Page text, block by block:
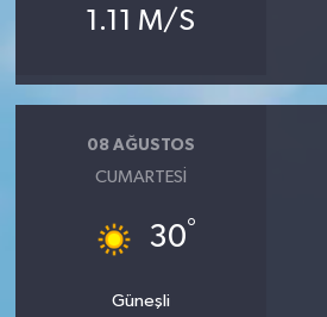
1.11 M/S
08 AĞUSTOS
CUMARTESI
30°
Güneşli